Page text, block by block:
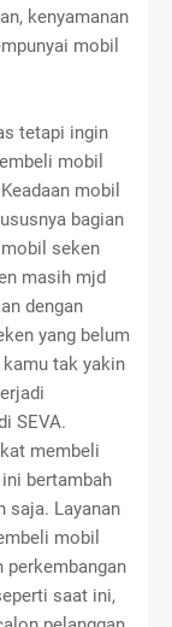
kenyamanan
mobil
tetapi ingin
mobil
mobil
bagian
seken
masih mjd
dengan
yang belum
tak yakin
SEVA.
membeli
bertambah
saja. Layanan
mobil
perkembangan
saat ini,